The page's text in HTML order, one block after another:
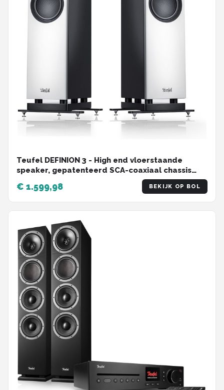
Teufel DEFINION 3 - High end vloerstaande
speaker, gepatenteerd SCA-coaxiaal chassis
voor ongekende ruimtelijkheid en brede
afstraling , wit / zwart
€ 1.599,98 BEKIJK OP BOL